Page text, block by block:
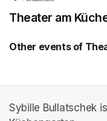
Theater am
Other events of
Sybille Bullatschek